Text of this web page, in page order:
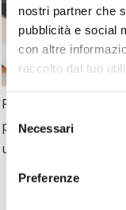
nostri partner che
pubblicità e social
con altre
raccolto dal tuo
del
consenso
Necessari
Preferenze
Puoi sceglierlo
precisare una
una lettera a caso.